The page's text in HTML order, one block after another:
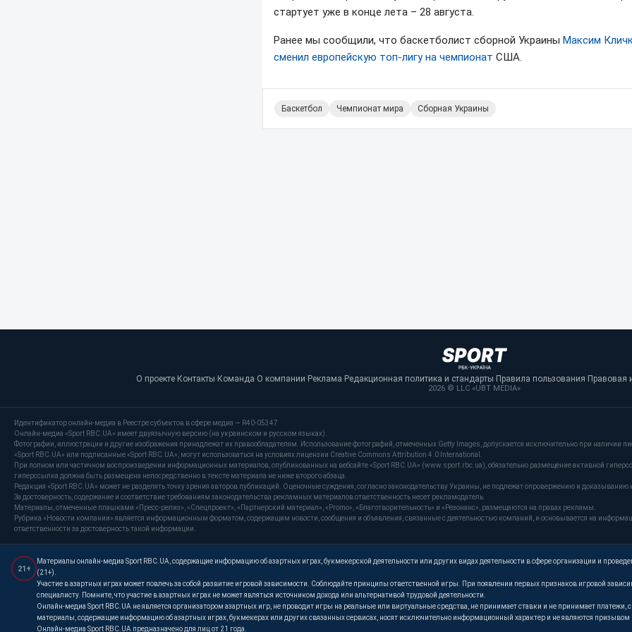
стартует уже в конце лета – 28 августа.
Ранее мы сообщили, что баскетболист сборной Украины Максим
сменил европейскую топ-лигу на чемпионат США.
Баскетбол Чемпионат мира Сборная Украины
О проекте· Контакты· Команда·О компании· Реклама· Редакционная политика и стандарты· Правила пользования· Правовая
2026 © LLC «UBT MEDIA»
Идентификатор онлайн-медиа в Реестре субъектов в сфере медиа — R40-05347
Онлайн-медиа «Sport RBC.UA» имеет двуязычную версию (на украинском и русском языках).
Фотографии, иллюстрации и другие изображения принадлежат их правообладателям. Использование фотографий, отмеченных Getty Images, допускается исключительно при наличии
«Sport RBC.UA» или подписанные «Sport RBC.UA», могут использоваться на условиях лицензии Creative Commons Attribution 4.0 International.
При полном или частичном воспроизведении информационных материалов, опубликованных на вебсайте «Sport RBC.UA» (www.sport.rbc.ua), обязательно размещение активной
гиперссылка должна быть размещена непосредственно в тексте материала не ниже второго абзаца.
Редакция «Sport RBC.UA» может не разделять точку зрения авторов публикаций. Оценочные суждения, согласно законодательству Украины, не подлежат опровержению и доказыванию
За достоверность, содержание и соответствие требованиям законодательства рекламных материалов ответственность несет рекламодатель.
Материалы, отмеченные плашками «Пресс-релиз», «Спецпроект», «Партнерский материал», «Promo», «Благотворительность» и «Резонанс», размещаются на правах рекламы.
Рубрика «Новости компании» является информационным форматом, содержащим новости, сообщения и объявления, связанные с деятельностью компаний, и основывается на
ответственности за достоверность такой информации.
21+
Материалы онлайн-медиа Sport RBC.UA, содержащие информацию об азартных играх, букмекерской деятельности или других видах деятельности в сфере организации и
(21+).
Участие в азартных играх может повлечь за собой развитие игровой зависимости. Соблюдайте принципы ответственной игры. При появлении первых признаков игровой
специалисту. Помните, что участие в азартных играх не может являться источником дохода или альтернативой трудовой деятельности.
Онлайн-медиа Sport RBC.UA не является организатором азартных игр, не проводит игры на реальные или виртуальные средства, не принимает ставки и не принимает
материалы, содержащие информацию об азартных играх, букмекерах или других связанных сервисах, носят исключительно информационный характер и не являются призывом
Онлайн-медиа Sport RBC.UA предназначено для лиц от 21 года.